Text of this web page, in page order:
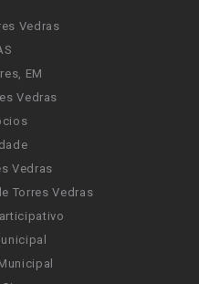
Vedras
EM
Vedras
Vedras
Torres Vedras